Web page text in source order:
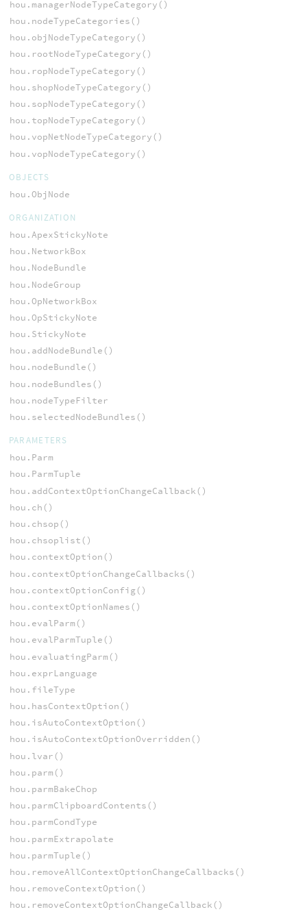
hou.managerNodeTypeCategory()
hou.nodeTypeCategories()
hou.objNodeTypeCategory()
hou.rootNodeTypeCategory()
hou.ropNodeTypeCategory()
hou.shopNodeTypeCategory()
hou.sopNodeTypeCategory()
hou.topNodeTypeCategory()
hou.vopNetNodeTypeCategory()
hou.vopNodeTypeCategory()
OBJECTS
hou.ObjNode
ORGANIZATION
hou.ApexStickyNote
hou.NetworkBox
hou.NodeBundle
hou.NodeGroup
hou.OpNetworkBox
hou.OpStickyNote
hou.StickyNote
hou.addNodeBundle()
hou.nodeBundle()
hou.nodeBundles()
hou.nodeTypeFilter
hou.selectedNodeBundles()
PARAMETERS
hou.Parm
hou.ParmTuple
hou.addContextOptionChangeCallback()
hou.ch()
hou.chsop()
hou.chsoplist()
hou.contextOption()
hou.contextOptionChangeCallbacks()
hou.contextOptionConfig()
hou.contextOptionNames()
hou.evalParm()
hou.evalParmTuple()
hou.evaluatingParm()
hou.exprLanguage
hou.fileType
hou.hasContextOption()
hou.isAutoContextOption()
hou.isAutoContextOptionOverridden()
hou.lvar()
hou.parm()
hou.parmBakeChop
hou.parmClipboardContents()
hou.parmCondType
hou.parmExtrapolate
hou.parmTuple()
hou.removeAllContextOptionChangeCallbacks()
hou.removeContextOption()
hou.removeContextOptionChangeCallback()